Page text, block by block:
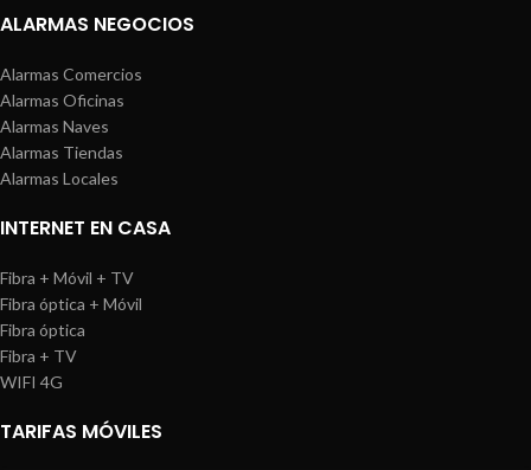
ALARMAS NEGOCIOS
Alarmas Comercios
Alarmas Oficinas
Alarmas Naves
Alarmas Tiendas
Alarmas Locales
INTERNET EN CASA
Fibra + Móvil + TV
Fibra óptica + Móvil
Fibra óptica
Fibra + TV
WIFI 4G
TARIFAS MÓVILES